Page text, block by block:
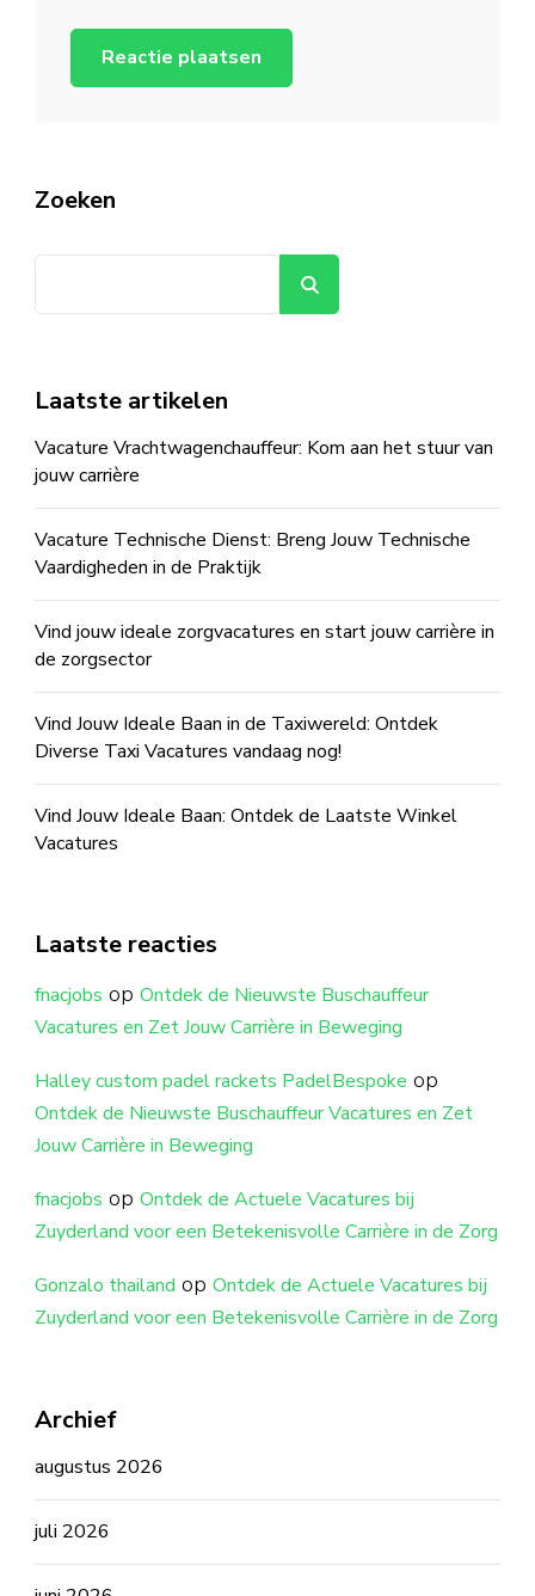
Zoeken
Laatste artikelen
Vacature Vrachtwagenchauffeur: Kom aan het stuur van
jouw carrière
Vacature Technische Dienst: Breng Jouw Technische
Vaardigheden in de Praktijk
Vind jouw ideale zorgvacatures en start jouw carrière in
de zorgsector
Vind Jouw Ideale Baan in de Taxiwereld: Ontdek
Diverse Taxi Vacatures vandaag nog!
Vind Jouw Ideale Baan: Ontdek de Laatste Winkel
Vacatures
Laatste reacties
fnacjobs op Ontdek de Nieuwste Buschauffeur
Vacatures en Zet Jouw Carrière in Beweging
Halley custom padel rackets PadelBespoke op
Ontdek de Nieuwste Buschauffeur Vacatures en Zet
Jouw Carrière in Beweging
fnacjobs op Ontdek de Actuele Vacatures bij
Zuyderland voor een Betekenisvolle Carrière in de Zorg
Gonzalo thailand op Ontdek de Actuele Vacatures bij
Zuyderland voor een Betekenisvolle Carrière in de Zorg
Archief
augustus 2026
juli 2026